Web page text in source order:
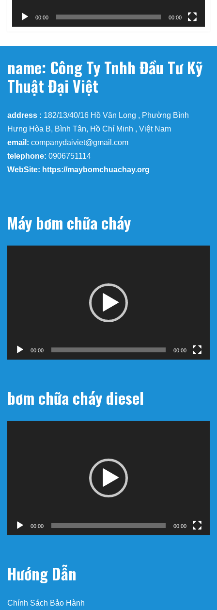
00:00 00:00
name: Công Ty Tnhh Đầu Tư Kỹ
Thuật Đại Việt
address : 182/13/40/16 Hồ Văn Long , Phường Bình
Hưng Hòa B, Bình Tân, Hồ Chí Minh , Việt Nam
email: companydaiviet@gmail.com
telephone: 0906751114
WebSite: https://maybomchuachay.org
Máy bơm chữa cháy
00:00 00:00
bơm chữa cháy diesel
00:00 00:00
Hướng Dẫn
Chính Sách Bảo Hành